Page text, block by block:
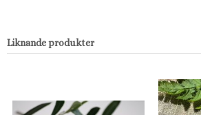
Liknande produkter